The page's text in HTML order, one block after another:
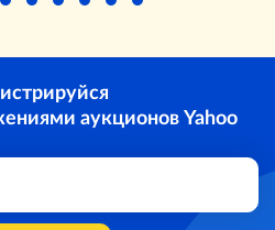
аукционов Yahoo